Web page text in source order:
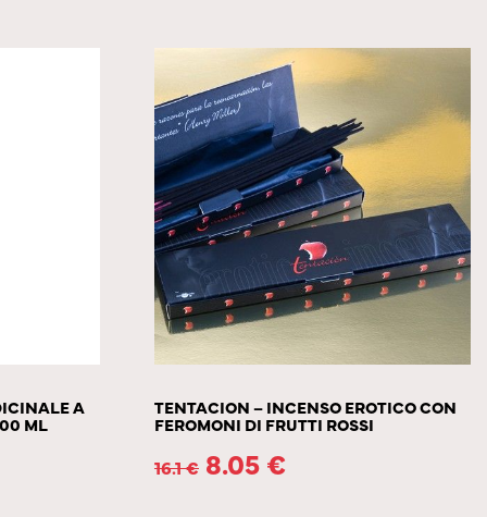
A
ML
TENTACION – INCENSO EROTICO CON
FEROMONI DI FRUTTI ROSSI
16.1€ 8.05 €